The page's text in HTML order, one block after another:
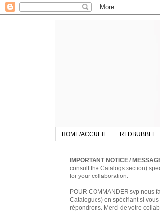
HOME/ACCUEIL REDBUBBLE
IMPORTANT NOTICE /
consult the Catalogs section)
for your collaboration.
POUR COMMANDER svp nous
Catalogues) en spécifiant si
répondrons. Merci de votre